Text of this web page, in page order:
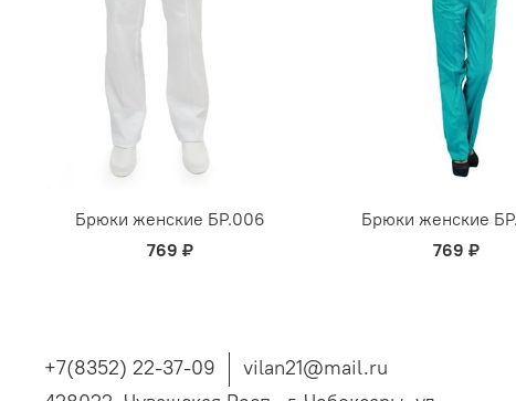
Брюки женские БР.006
769 ₽
Брюки женские
769 ₽
+7(8352) 22-37-09
vilan21@mail.ru